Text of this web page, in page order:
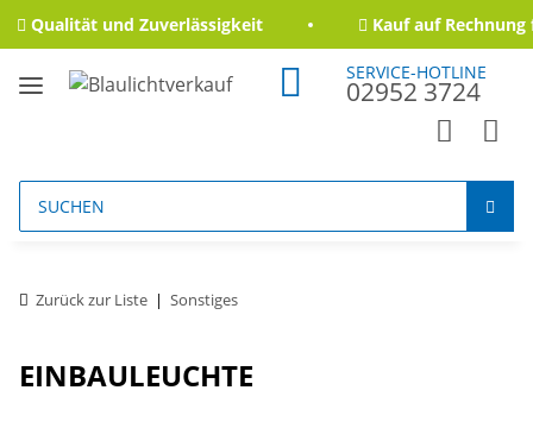
Qualität und Zuverlässigkeit Kauf auf Rechnung
SERVICE-HOTLINE
02952 3724
Zurück zur Liste Sonstiges
EINBAULEUCHTE